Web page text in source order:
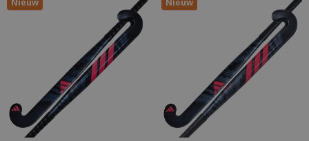
Nieuw Nieuw